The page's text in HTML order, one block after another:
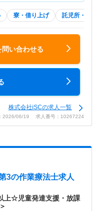
寮・借り上げ 託児所・育
問い合わせる
株式会社iSCの求人一覧
2026/06/19 求人番号：10267224
3の作業療法士求人
上☆児童発達支援・放課